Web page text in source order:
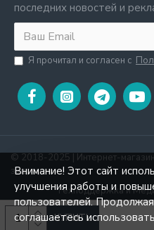
КУПИТЬ
последних новостей и
Я прочитал и согласен с
© 2018-2025 | Интернет-
защищены.
Техподдержка и
Внимание! Этот сайт
улучшения работы и
пользователей.
соглашаетесь